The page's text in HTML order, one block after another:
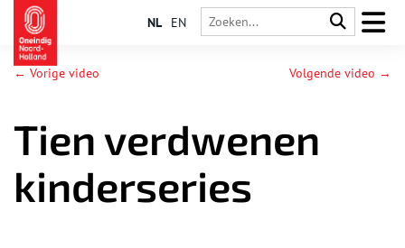
NL EN
← Vorige video Volgende video →
Tien verdwenen
kinderseries